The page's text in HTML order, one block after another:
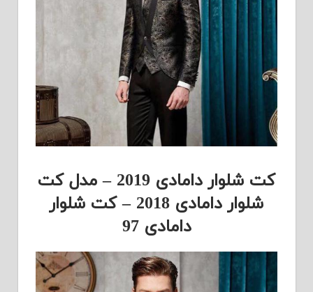
کت شلوار دامادی 2019 – مدل کت
شلوار دامادی 2018 – کت شلوار
دامادی 97